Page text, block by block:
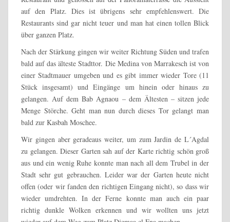
auf den Platz. Dies ist übrigens sehr empfehlenswert. Die
Restaurants sind gar nicht teuer und man hat einen tollen Blick
über ganzen Platz.
Nach der Stärkung gingen wir weiter Richtung Süden und trafen
bald auf das älteste Stadttor. Die Medina von Marrakesch ist von
einer Stadtmauer umgeben und es gibt immer wieder Tore (11
Stück insgesamt) und Eingänge um hinein oder hinaus zu
gelangen. Auf dem Bab Agnaou – dem Ältesten – sitzen jede
Menge Störche. Geht man nun durch dieses Tor gelangt man
bald zur Kasbah Moschee.
Wir gingen aber geradeaus weiter, um zum Jardin de L´Agdal
zu gelangen. Dieser Garten sah auf der Karte richtig schön groß
aus und ein wenig Ruhe konnte man nach all dem Trubel in der
Stadt sehr gut gebrauchen. Leider war der Garten heute nicht
offen (oder wir fanden den richtigen Eingang nicht), so dass wir
wieder umdrehten. In der Ferne konnte man auch ein paar
richtig dunkle Wolken erkennen und wir wollten uns jetzt